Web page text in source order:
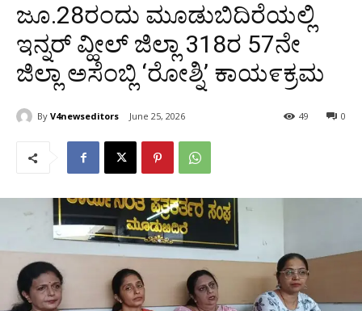
ಜೂ.28ರಂದು ಮೂಡುಬಿದಿರೆಯಲ್ಲಿ
ಇನ್ನರ್ ವ್ಹೀಲ್ ಜಿಲ್ಲಾ 318ರ 57ನೇ
ಜಿಲ್ಲಾ ಅಸೆಂಬ್ಲಿ ‘ರೋಶ್ನಿ’ ಕಾಯ೯ಕ್ರಮ
By V4newseditors June 25, 2026 0
49